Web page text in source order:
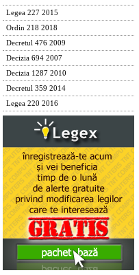
Legea 227 2015
Ordin 218 2018
Decretul 476 2009
Decizia 694 2007
Decizia 1287 2010
Decretul 359 2014
Legea 220 2016